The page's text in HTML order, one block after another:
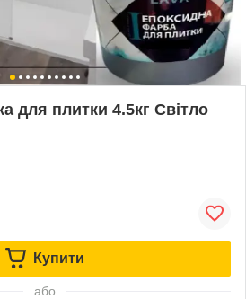
для плитки 4.5кг Світло
Купити
або